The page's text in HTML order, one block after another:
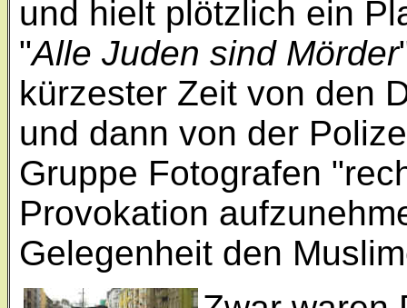
und hielt plötzlich ein
"Alle Juden sind Mörder
kürzester Zeit von den
und dann von der
Gruppe Fotografen
Provokation
Gelegenheit den